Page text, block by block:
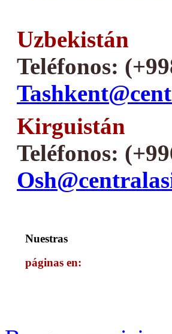
Uzbekistán
Teléfonos:
Kirguistán
Teléfonos:
Nuestras
páginas en: